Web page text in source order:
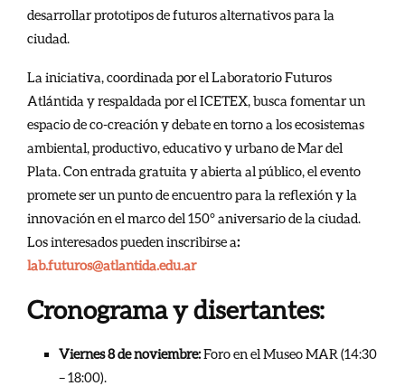
desarrollar prototipos de futuros alternativos para la
ciudad.
La iniciativa, coordinada por el Laboratorio Futuros
Atlántida y respaldada por el ICETEX, busca fomentar un
espacio de co-creación y debate en torno a los ecosistemas
ambiental, productivo, educativo y urbano de Mar del
Plata. Con entrada gratuita y abierta al público, el evento
promete ser un punto de encuentro para la reflexión y la
innovación en el marco del 150° aniversario de la ciudad.
Los interesados pueden inscribirse a:
lab.futuros@atlantida.edu.ar
Cronograma y disertantes:
Viernes 8 de noviembre:Foro en el Museo MAR (14:30
– 18:00).